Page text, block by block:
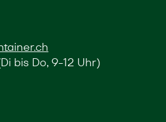
bis Do, 9-12 Uhr)